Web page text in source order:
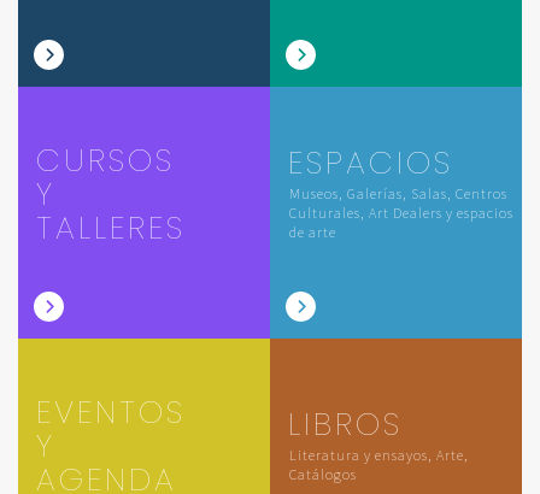
CURSOS
Y
TALLERES
ESPACIOS
Museos, Galerías, Salas, Centros
Culturales, Art Dealers y espacios
de arte
EVENTOS
Y
AGENDA
LIBROS
Literatura y ensayos, Arte,
Catálogos